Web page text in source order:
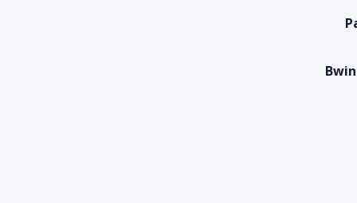
Bwin